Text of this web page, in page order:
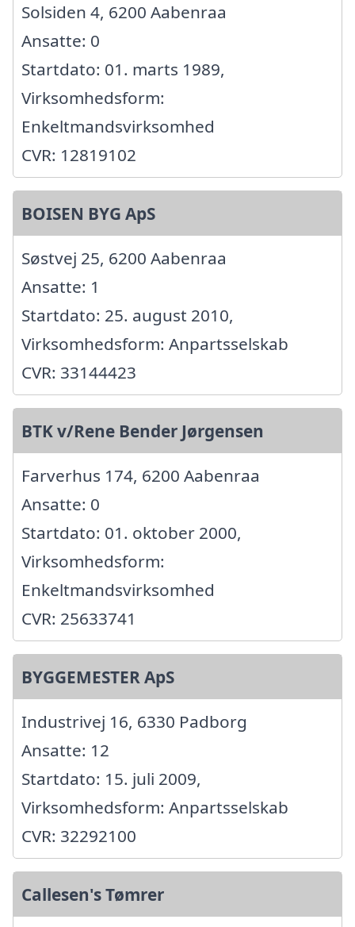
Solsiden 4, 6200 Aabenraa
Ansatte: 0
Startdato: 01. marts 1989,
Virksomhedsform:
Enkeltmandsvirksomhed
CVR: 12819102
BOISEN BYG ApS
Søstvej 25, 6200 Aabenraa
Ansatte: 1
Startdato: 25. august 2010,
Virksomhedsform: Anpartsselskab
CVR: 33144423
BTK v/Rene Bender Jørgensen
Farverhus 174, 6200 Aabenraa
Ansatte: 0
Startdato: 01. oktober 2000,
Virksomhedsform:
Enkeltmandsvirksomhed
CVR: 25633741
BYGGEMESTER ApS
Industrivej 16, 6330 Padborg
Ansatte: 12
Startdato: 15. juli 2009,
Virksomhedsform: Anpartsselskab
CVR: 32292100
Callesen's Tømrer